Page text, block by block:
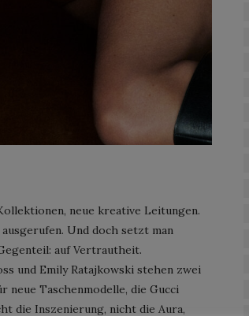
neue kreative Leitungen.
Und doch setzt man
auf Vertrautheit.
und Emily Ratajkowski stehen zwei
neue Taschenmodelle, die Gucci
die Inszenierung, nicht die Aura,